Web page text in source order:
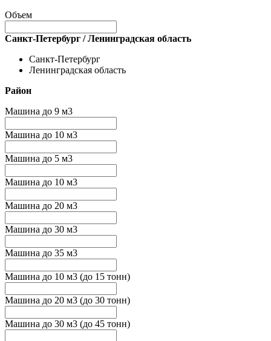
Объем
Санкт-Петербург / Ленинградская область
Санкт-Петербург
Ленинградская область
Район
Машина до 9 м3
Машина до 10 м3
Машина до 5 м3
Машина до 10 м3
Машина до 20 м3
Машина до 30 м3
Машина до 35 м3
Машина до 10 м3 (до 15 тонн)
Машина до 20 м3 (до 30 тонн)
Машина до 30 м3 (до 45 тонн)